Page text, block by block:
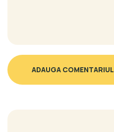
ADAUGA COMENTARIUL